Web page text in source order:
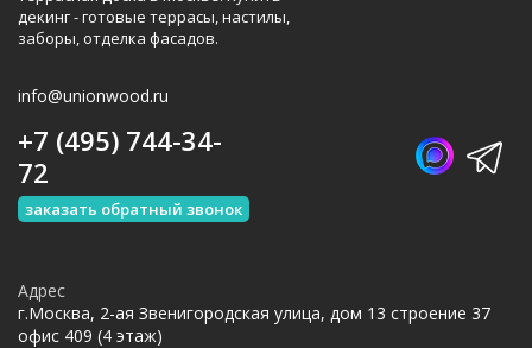
декинг - готовые террасы, настилы,
заборы, отделка фасадов.
info@unionwood.ru
+7 (495) 744-34-
72
заказать обратный звонок
Адрес
г.Москва, 2-ая Звенигородская улица, дом 13 строение 37
офис 409 (4 этаж)